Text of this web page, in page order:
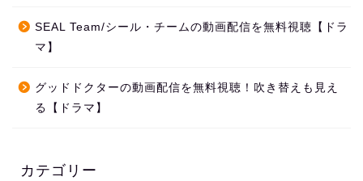
SEAL Team/シール・チームの動画配信を無料視聴【ドラ
マ】
グッドドクターの動画配信を無料視聴！吹き替えも見え
る【ドラマ】
カテゴリー